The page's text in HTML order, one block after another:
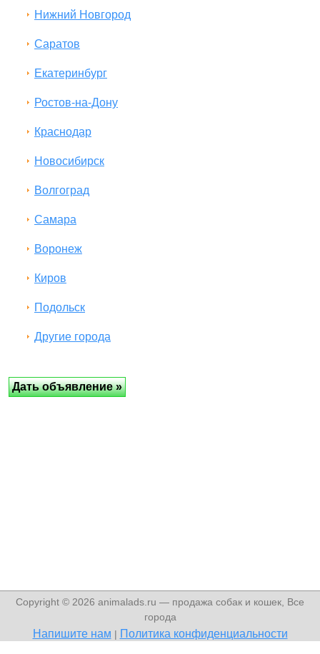
Нижний Новгород
Саратов
Екатеринбург
Ростов-на-Дону
Краснодар
Новосибирск
Волгоград
Самара
Воронеж
Киров
Подольск
Другие города
Copyright © 2026 animalads.ru — продажа собак и кошек, Все
города
Напишите нам Политика конфиденциальности